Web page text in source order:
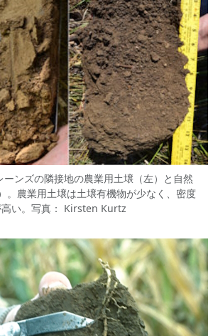
ーンズの隣接地の農業用土壌（左）と自然
。農業用土壌は土壌有機物が少なく、密度
高い。写真： Kirsten Kurtz